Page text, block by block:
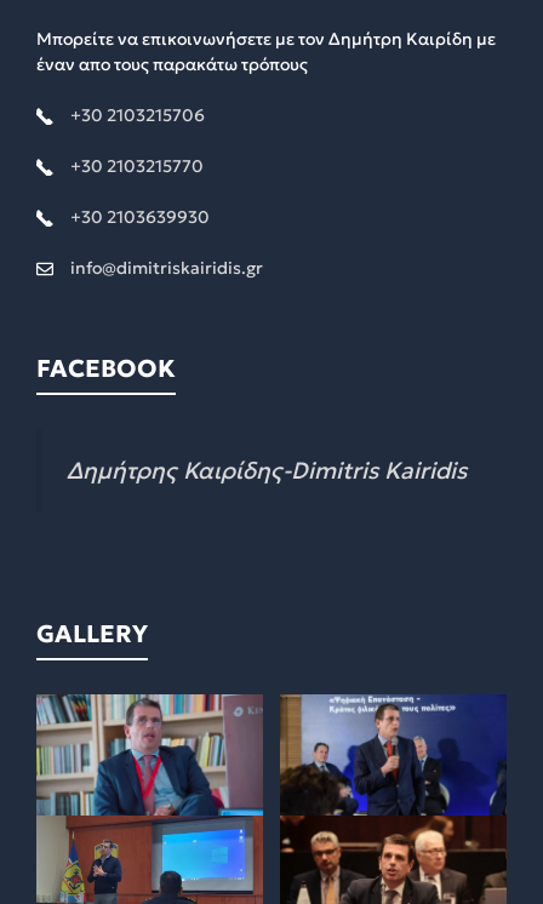
Μπορείτε να επικοινωνήσετε με τον Δημήτρη Καιρίδη με
έναν απο τους παρακάτω τρόπους
+30 2103215706
+30 2103215770
+30 2103639930
info@dimitriskairidis.gr
FACEBOOK
Δημήτρης Καιρίδης-Dimitris Kairidis
GALLERY